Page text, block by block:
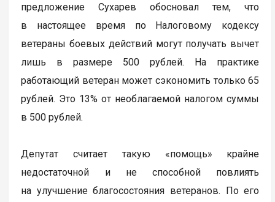
предложение Сухарев обосновал тем, что
в настоящее время по Налоговому кодексу
ветераны боевых действий могут получать вычет
лишь в размере 500 рублей. На практике
работающий ветеран может сэкономить только 65
рублей. Это 13% от необлагаемой налогом суммы
в 500 рублей.
Депутат считает такую «помощь» крайне
недостаточной и не способной повлиять
на улучшение благосостояния ветеранов. По его